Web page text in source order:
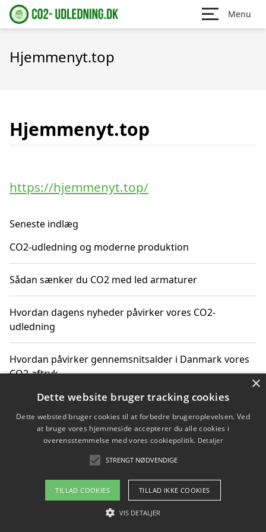
Menu
Hjemmenyt.top
Hjemmenyt.top
https://hjemmenyt.top/
Seneste indlæg
CO2-udledning og moderne produktion
Sådan sænker du CO2 med led armaturer
Hvordan dagens nyheder påvirker vores CO2-
udledning
Hvordan påvirker gennemsnitsalder i Danmark vores
CO2-aftryk
Hvordan nyheder om CO2-udledning påvirker vores
hverdag
Om / kontakt
Blog Betingelser
×
Dette website bruger tracking cookies
Dette websted bruger cookies til at forbedre brugeroplevelsen. Ved
at bruge vores hjemmeside accepterer du alle cookies i
overensstemmelse med vores cookiepolitik. Detaljer
STRENGT NØDVENDIGE
TILLAD COOKIES TILLAD IKKE COOKIES
VIS DETALJER